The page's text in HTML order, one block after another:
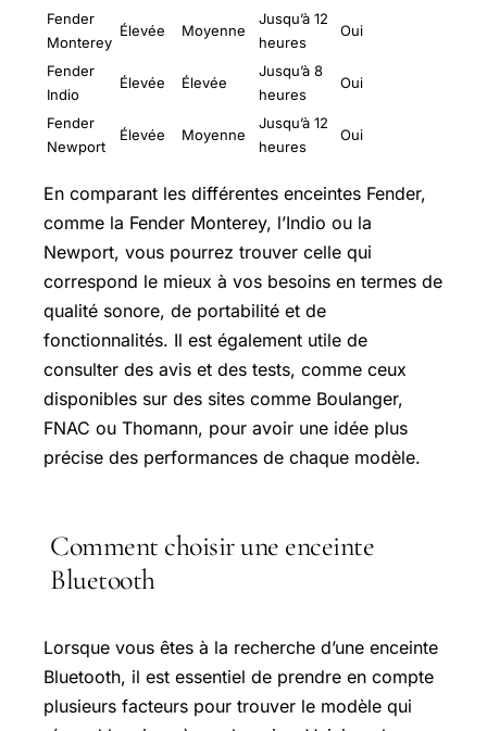
Fender
Monterey
Élevée Moyenne
Jusqu’à 12
heures
Oui
Fender
Indio
Élevée Élevée
Jusqu’à 8
heures
Oui
Fender
Newport
Élevée Moyenne
Jusqu’à 12
heures
Oui
En comparant les différentes enceintes Fender,
comme la Fender Monterey, l’Indio ou la
Newport, vous pourrez trouver celle qui
correspond le mieux à vos besoins en termes de
qualité sonore, de portabilité et de
fonctionnalités. Il est également utile de
consulter des avis et des tests, comme ceux
disponibles sur des sites comme Boulanger,
FNAC ou Thomann, pour avoir une idée plus
précise des performances de chaque modèle.
Comment choisir une enceinte
Bluetooth
Lorsque vous êtes à la recherche d’une enceinte
Bluetooth, il est essentiel de prendre en compte
plusieurs facteurs pour trouver le modèle qui